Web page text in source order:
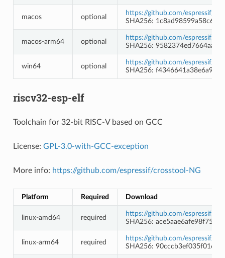
macos optional
https://github.com/espressif/
SHA256:
macos-arm64 optional
https://github.com/espressif/
SHA256:
win64 optional
https://github.com/espressif/
SHA256:
riscv32-esp-elf
Toolchain for 32-bit RISC-V based on GCC
License: GPL-3.0-with-GCC-exception
More info: https://github.com/espressif/crosstool-NG
Platform Required Download
linux-amd64 required
https://github.com/espressif/
SHA256:
linux-arm64 required
https://github.com/espressif/
SHA256: